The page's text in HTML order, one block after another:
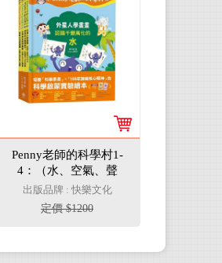
Penny老師的科學村1-
4：（水、空氣、聲
音、溫度）玩出興趣就
不難！培養科學素養和
108年課綱核心精神的
出版品牌 : 快樂文化
定價 $1200